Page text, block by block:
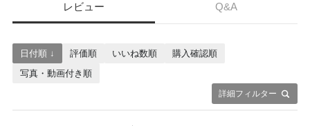
レビュー Q&A
詳細フィルター
日付順 ↓ 評価順 いいね数順
購入確認順
写真・動画付き順